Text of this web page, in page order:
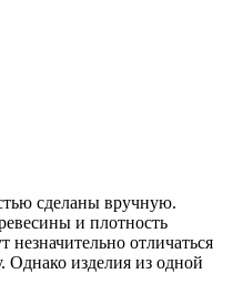
сделаны вручную.
и плотность
отличаться
изделия из одной